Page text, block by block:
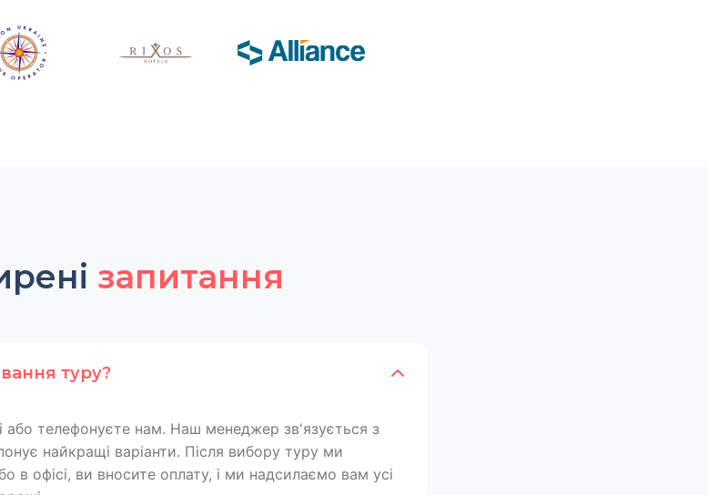
запитання
туру?
або телефонуєте нам. Наш менеджер зв'язується з
найкращі варіанти. Після вибору туру ми
в офісі, ви вносите оплату, і ми надсилаємо вам усі